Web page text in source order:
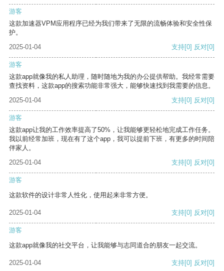
游客
这款加速器VPM应用程序已经为我们带来了无限的流畅体验和安全性保
护。
2025-01-04
支持[0] 反对[0]
游客
这款app就像我的私人助理，随时随地为我的办公提供帮助。我经常需要
查找资料，这款app的搜索功能非常强大，能够快速找到我需要的信息。
2025-01-04
支持[0] 反对[0]
游客
这款app让我的工作效率提高了50%，让我能够更轻松地完成工作任务。
我以前经常加班，现在有了这个app，我可以提前下班，有更多的时间陪
伴家人。
2025-01-04
支持[0] 反对[0]
游客
这款软件的设计非常人性化，使用起来非常方便。
2025-01-04 支持[0] 反对[0]
游客
这款app就像我的社交平台，让我能够与志同道合的朋友一起交流。
2025-01-04 支持[0] 反对[0]